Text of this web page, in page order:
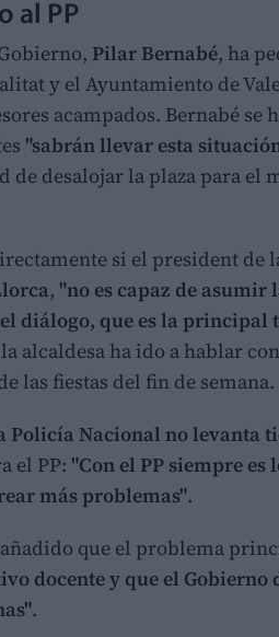
al PP
Pilar Bernabé, ha
y el Ayuntamiento de
acampados. Bernabé se
"sabrán llevar esta
de desalojar la plaza para el
si el president de
, "no es capaz de
diálogo, que es la principal
alcaldesa ha ido a hablar
las fiestas del fin de semana.
Policía Nacional no levanta
el PP: "Con el PP siempre es
más problemas".
que el problema
docente y que el Gobierno
.